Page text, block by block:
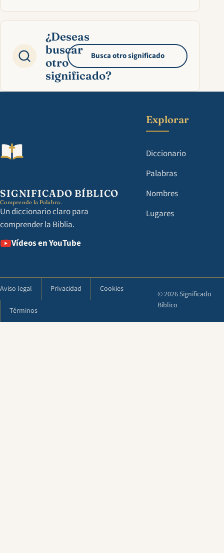
¿Deseas
buscar
otro
significado?
Busca otro significado
SIGNIFICADO BÍBLICO
Comprende la Palabra.
Un diccionario claro para
comprender la Biblia.
Vídeos en YouTube
Explorar
Diccionario
Palabras
Nombres
Lugares
Aviso legal Privacidad Cookies
Términos
© 2026 Significado
Bíblico